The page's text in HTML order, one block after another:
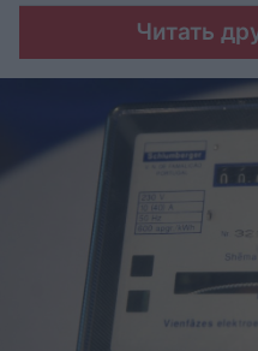
Читать